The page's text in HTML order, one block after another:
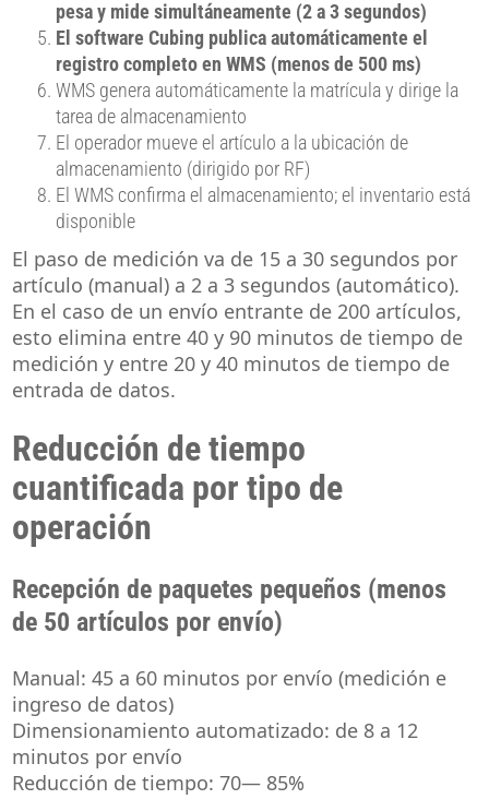
pesa y mide simultáneamente (2 a 3 segundos)
El software Cubing publica automáticamente el
registro completo en WMS (menos de 500 ms)
WMS genera automáticamente la matrícula y dirige la
tarea de almacenamiento
El operador mueve el artículo a la ubicación de
almacenamiento (dirigido por RF)
El WMS confirma el almacenamiento; el inventario está
disponible
El paso de medición va de 15 a 30 segundos por
artículo (manual) a 2 a 3 segundos (automático).
En el caso de un envío entrante de 200 artículos,
esto elimina entre 40 y 90 minutos de tiempo de
medición y entre 20 y 40 minutos de tiempo de
entrada de datos.
Reducción de tiempo
cuantificada por tipo de
operación
Recepción de paquetes pequeños (menos
de 50 artículos por envío)
Manual: 45 a 60 minutos por envío (medición e
ingreso de datos)
Dimensionamiento automatizado: de 8 a 12
minutos por envío
Reducción de tiempo: 70— 85%